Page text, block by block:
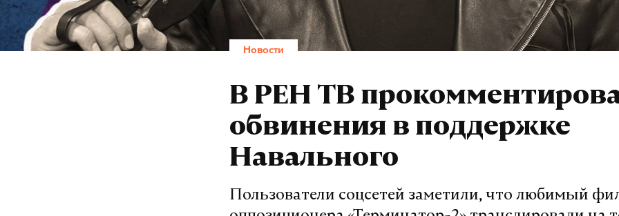
Новости
В РЕН ТВ
обвинения в поддержке
Навального
Пользователи соцсетей заметили, что любимый